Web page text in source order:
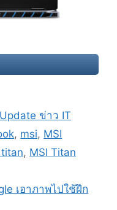
ข่าว IT
, msi, MSI
, MSI Titan
เอาภาพไปใช้ฝึก